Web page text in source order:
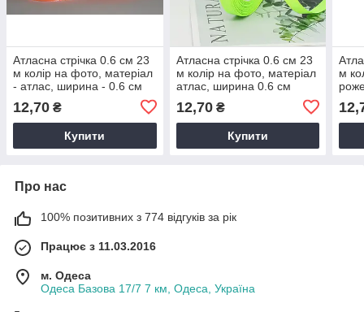
Атласна стрічка 0.6 см 23
м колір на фото, матеріал
- атлас, ширина - 0.6 см
12,70 ₴
Купити
Атласна стрічка 0.6 см 23
м колір на фото, матеріал
атлас, ширина 0.6 см
12,70₴
Купити
м
Про нас
100% позитивних з 774 відгуків за рік
Працює з 11.03.2016
м. Одеса
Одеса Базова 17/7 7 км, Одеса, Україна